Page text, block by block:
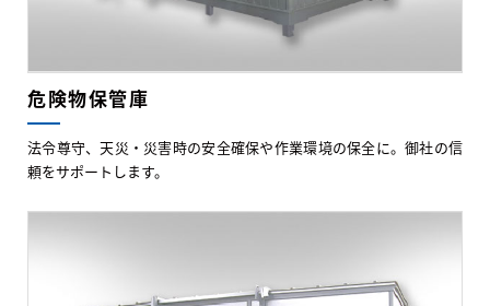
危険物保管庫
法令尊守、天災・災害時の安全確保や作業環境の保全に。御社の信
頼をサポートします。